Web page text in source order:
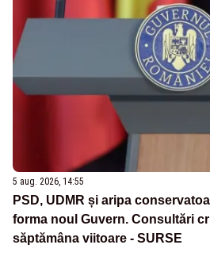
5 aug. 2026, 14:55
PSD, UDMR și aripa
forma noul Guvern. Consultări
săptămâna viitoare - SURSE